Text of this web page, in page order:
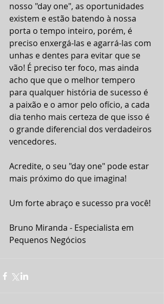
nosso "day one", as oportunidades
existem e estão batendo à nossa
porta o tempo inteiro, porém, é
preciso enxergá-las e agarrá-las com
unhas e dentes para evitar que se
vão! É preciso ter foco, mas ainda
acho que que o melhor tempero
para qualquer história de sucesso é
a paixão e o amor pelo ofício, a cada
dia tenho mais certeza de que isso é
o grande diferencial dos verdadeiros
vencedores.
Acredite, o seu "day one" pode estar
mais próximo do que imagina!
Um forte abraço e sucesso pra você!
Bruno Miranda - Especialista em
Pequenos Negócios